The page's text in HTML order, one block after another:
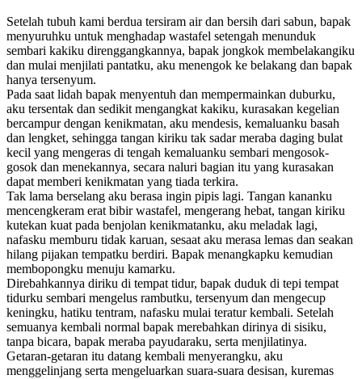
Setelah tubuh kami berdua tersiram air dan bersih dari sabun, bapak
menyuruhku untuk menghadap wastafel setengah menunduk
sembari kakiku direnggangkannya, bapak jongkok membelakangiku
dan mulai menjilati pantatku, aku menengok ke belakang dan bapak
hanya tersenyum.
Pada saat lidah bapak menyentuh dan mempermainkan duburku,
aku tersentak dan sedikit mengangkat kakiku, kurasakan kegelian
bercampur dengan kenikmatan, aku mendesis, kemaluanku basah
dan lengket, sehingga tangan kiriku tak sadar meraba daging bulat
kecil yang mengeras di tengah kemaluanku sembari mengosok-
gosok dan menekannya, secara naluri bagian itu yang kurasakan
dapat memberi kenikmatan yang tiada terkira.
Tak lama berselang aku berasa ingin pipis lagi. Tangan kananku
mencengkeram erat bibir wastafel, mengerang hebat, tangan kiriku
kutekan kuat pada benjolan kenikmatanku, aku meladak lagi,
nafasku memburu tidak karuan, sesaat aku merasa lemas dan seakan
hilang pijakan tempatku berdiri. Bapak menangkapku kemudian
membopongku menuju kamarku.
Direbahkannya diriku di tempat tidur, bapak duduk di tepi tempat
tidurku sembari mengelus rambutku, tersenyum dan mengecup
keningku, hatiku tentram, nafasku mulai teratur kembali. Setelah
semuanya kembali normal bapak merebahkan dirinya di sisiku,
tanpa bicara, bapak meraba payudaraku, serta menjilatinya.
Getaran-getaran itu datang kembali menyerangku, aku
menggelinjang serta mengeluarkan suara-suara desisan, kuremas